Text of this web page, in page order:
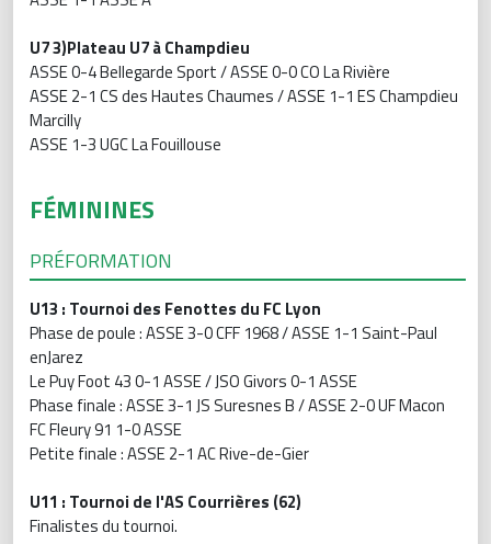
U7 3)Plateau U7 à Champdieu
ASSE 0-4 Bellegarde Sport / ASSE 0-0 CO La Rivière
ASSE 2-1 CS des Hautes Chaumes / ASSE 1-1 ES Champdieu
Marcilly
ASSE 1-3 UGC La Fouillouse
FÉMININES
PRÉFORMATION
U13 : Tournoi des Fenottes du FC Lyon
Phase de poule : ASSE 3-0 CFF 1968 / ASSE 1-1 Saint-Paul
enJarez
Le Puy Foot 43 0-1 ASSE / JSO Givors 0-1 ASSE
Phase finale : ASSE 3-1 JS Suresnes B / ASSE 2-0 UF Macon
FC Fleury 91 1-0 ASSE
Petite finale : ASSE 2-1 AC Rive-de-Gier
U11 : Tournoi de l'AS Courrières (62)
Finalistes du tournoi.